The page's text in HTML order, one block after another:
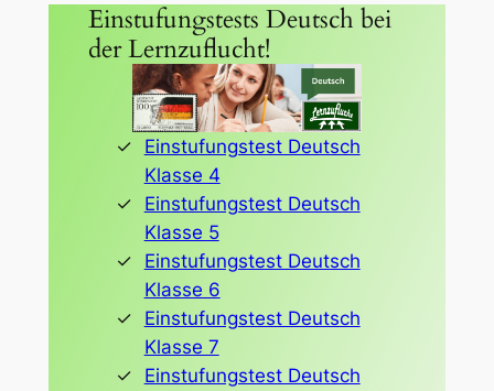
Einstufungstests Deutsch bei
der Lernzuflucht!
Einstufungstest Deutsch
Klasse 4
Einstufungstest Deutsch
Klasse 5
Einstufungstest Deutsch
Klasse 6
Einstufungstest Deutsch
Klasse 7
Einstufungstest Deutsch